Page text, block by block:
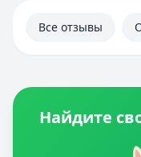
Все отзывы
Найдите